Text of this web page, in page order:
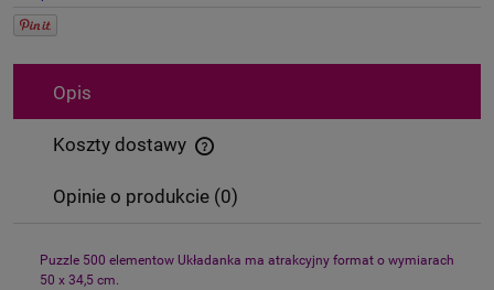
Opis
Koszty dostawy
Cena nie zawiera ewentualnych kosztów płatności
Opinie o produkcie (0)
Puzzle 500 elementow Układanka ma atrakcyjny format o wymiarach
50 x 34,5 cm.